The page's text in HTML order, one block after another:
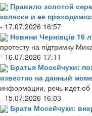
Правило золотой
коляски и ее
- 17.07.2026 16:57
Новини Чернівців 16
протесту на підтримку
- 16.07.2026 17:11
Братья Мосейчуки:
известно на данный
информации, речь идет об
- 15.07.2026 16:03
Брати Мосейчуки: